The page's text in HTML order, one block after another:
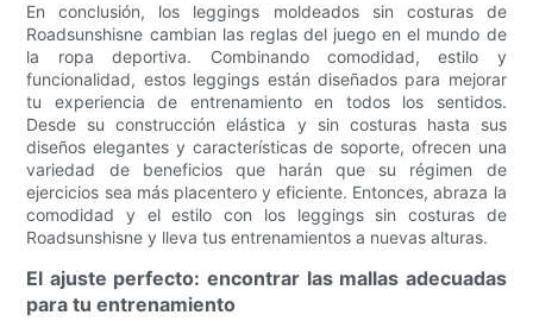
En conclusión, los leggings moldeados sin costuras de
Roadsunshisne cambian las reglas del juego en el mundo de
la ropa deportiva. Combinando comodidad, estilo y
funcionalidad, estos leggings están diseñados para mejorar
tu experiencia de entrenamiento en todos los sentidos.
Desde su construcción elástica y sin costuras hasta sus
diseños elegantes y características de soporte, ofrecen una
variedad de beneficios que harán que su régimen de
ejercicios sea más placentero y eficiente. Entonces, abraza la
comodidad y el estilo con los leggings sin costuras de
Roadsunshisne y lleva tus entrenamientos a nuevas alturas.
El ajuste perfecto: encontrar las mallas adecuadas
para tu entrenamiento